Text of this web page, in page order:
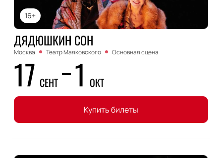
16+
ДЯДЮШКИН СОН
Москва Театр Маяковского Основная сцена
17 СЕНТ 1 ОКТ
Купить билеты